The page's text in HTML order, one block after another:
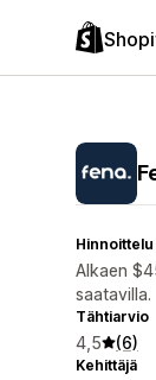
Hinnoittelu
Alkaen
saatavilla.
Tähtiarvio
4,5 (6)
Kehittäjä